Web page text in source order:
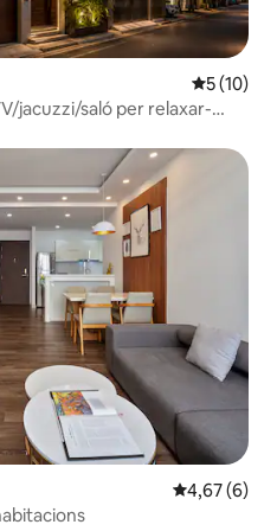
5 de
5 (10)
jacuzzi/saló per relaxar-
4,67 de
4,67 (6)